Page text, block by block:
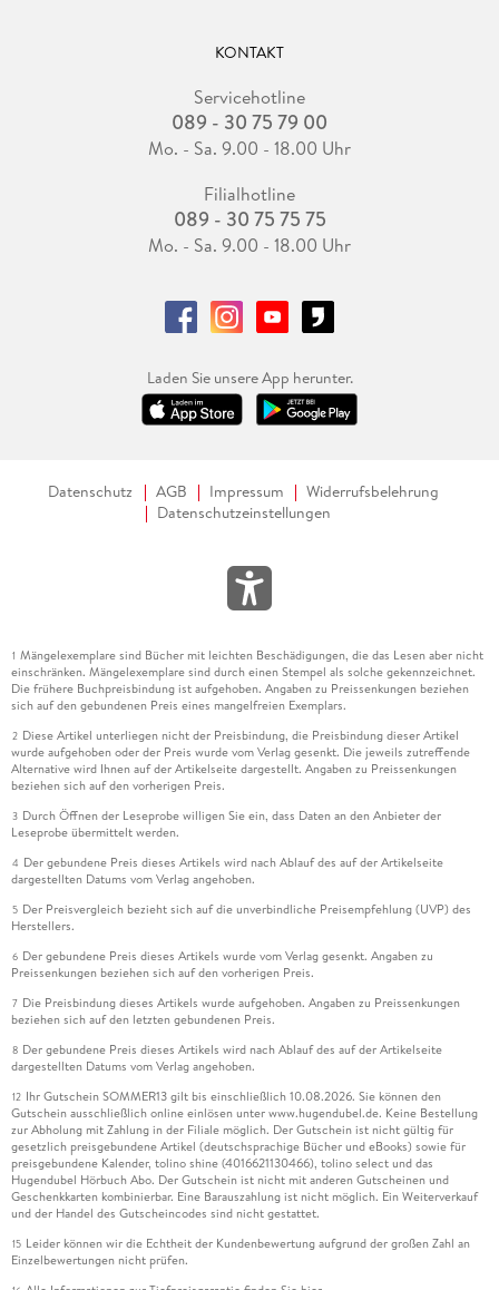
KONTAKT
Servicehotline
089 - 30 75 79 00
Mo. - Sa. 9.00 - 18.00 Uhr
Filialhotline
089 - 30 75 75 75
Mo. - Sa. 9.00 - 18.00 Uhr
Laden Sie unsere App herunter.
Datenschutz AGB Impressum
Widerrufsbelehrung
Datenschutzeinstellungen
1 Mängelexemplare sind Bücher mit leichten Beschädigungen, die das Lesen aber nicht
einschränken. Mängelexemplare sind durch einen Stempel als solche gekennzeichnet.
Die frühere Buchpreisbindung ist aufgehoben. Angaben zu Preissenkungen beziehen
sich auf den gebundenen Preis eines mangelfreien Exemplars.
2 Diese Artikel unterliegen nicht der Preisbindung, die Preisbindung dieser Artikel
wurde aufgehoben oder der Preis wurde vom Verlag gesenkt. Die jeweils zutreffende
Alternative wird Ihnen auf der Artikelseite dargestellt. Angaben zu Preissenkungen
beziehen sich auf den vorherigen Preis.
3 Durch Öffnen der Leseprobe willigen Sie ein, dass Daten an den Anbieter der
Leseprobe übermittelt werden.
4 Der gebundene Preis dieses Artikels wird nach Ablauf des auf der Artikelseite
dargestellten Datums vom Verlag angehoben.
5 Der Preisvergleich bezieht sich auf die unverbindliche Preisempfehlung (UVP) des
Herstellers.
6 Der gebundene Preis dieses Artikels wurde vom Verlag gesenkt. Angaben zu
Preissenkungen beziehen sich auf den vorherigen Preis.
7 Die Preisbindung dieses Artikels wurde aufgehoben. Angaben zu Preissenkungen
beziehen sich auf den letzten gebundenen Preis.
8 Der gebundene Preis dieses Artikels wird nach Ablauf des auf der Artikelseite
dargestellten Datums vom Verlag angehoben.
12 Ihr Gutschein SOMMER13 gilt bis einschließlich 10.08.2026. Sie können den
Gutschein ausschließlich online einlösen unter www.hugendubel.de. Keine Bestellung
zur Abholung mit Zahlung in der Filiale möglich. Der Gutschein ist nicht gültig für
gesetzlich preisgebundene Artikel (deutschsprachige Bücher und eBooks) sowie für
preisgebundene Kalender, tolino shine (4016621130466), tolino select und das
Hugendubel Hörbuch Abo. Der Gutschein ist nicht mit anderen Gutscheinen und
Geschenkkarten kombinierbar. Eine Barauszahlung ist nicht möglich. Ein Weiterverkauf
und der Handel des Gutscheincodes sind nicht gestattet.
15 Leider können wir die Echtheit der Kundenbewertung aufgrund der großen Zahl an
Einzelbewertungen nicht prüfen.